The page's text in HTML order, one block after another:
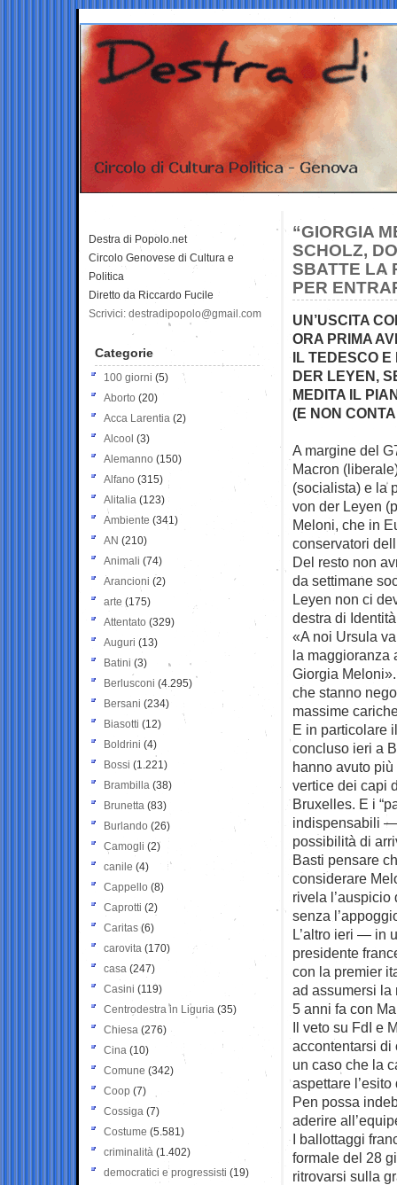
“GIORGIA
SCHOLZ,
SBATTE LA
PER
UN’USCITA
ORA PRIMA
IL TEDESCO E
DER LEYEN,
MEDITA IL
(E NON
A margine del
Macron
(socialista) e la
von der Leyen
Meloni, che in
conservatori
Del resto non
da settimane
Leyen non ci
destra di
«A noi Ursula
la maggioranza
Giorgia
che stanno
massime
E in particolare
concluso ieri a
hanno avuto
vertice dei capi
Bruxelles. E i
indispensabili —
possibilità di
Basti pensare
considerare
rivela
senza
L’altro ieri — in
presidente
con la premier
ad assumersi la
5 anni fa con
Il veto su FdI e
accontentarsi di
un caso che la
aspettare
Pen possa
aderire
I ballottaggi
formale del 28
ritrovarsi sulla
Destra di Popolo.net
Circolo Genovese di Cultura e
Politica
Diretto da Riccardo Fucile
Scrivici: destradipopolo@gmail.com
Categorie
100 giorni (5)
Aborto (20)
Acca Larentia (2)
Alcool (3)
Alemanno (150)
Alfano (315)
Alitalia (123)
Ambiente (341)
AN (210)
Animali (74)
Arancioni (2)
arte (175)
Attentato (329)
Auguri (13)
Batini (3)
Berlusconi (4.295)
Bersani (234)
Biasotti (12)
Boldrini (4)
Bossi (1.221)
Brambilla (38)
Brunetta (83)
Burlando (26)
Camogli (2)
canile (4)
Cappello (8)
Caprotti (2)
Caritas (6)
carovita (170)
casa (247)
Casini (119)
Centrodestra in Liguria (35)
Chiesa (276)
Cina (10)
Comune (342)
Coop (7)
Cossiga (7)
Costume (5.581)
criminalità (1.402)
democratici e progressisti (19)